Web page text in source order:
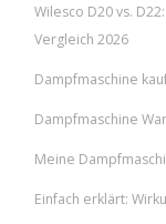
Wilesco D20 vs.
Vergleich 2026
Dampfmaschine
Dampfmaschine
Meine
Einfach erklärt: